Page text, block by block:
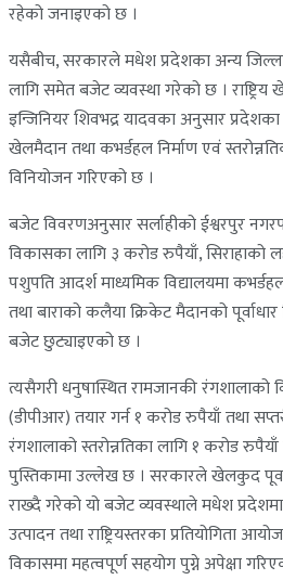
रहेको जनाइएको छ ।
यसैबीच, सरकारले मधेश प्रदेशका अन्य
लागि समेत बजेट व्यवस्था गरेको छ ।
इन्जिनियर शिवभद्र यादवका अनुसार
खेलमैदान तथा कभर्डहल निर्माण एवं
विनियोजन गरिएको छ ।
बजेट विवरणअनुसार सर्लाहीको ईश्वरपुर
विकासका लागि ३ करोड रुपैयाँ, सिराहाको
पशुपति आदर्श माध्यमिक विद्यालयमा
तथा बाराको कलैया क्रिकेट मैदानको
बजेट छुट्याइएको छ ।
त्यसैगरी धनुषास्थित रामजानकी रंगशालाको
(डीपीआर) तयार गर्न १ करोड रुपैयाँ तथा
रंगशालाको स्तरोन्नतिका लागि १ करोड
पुस्तिकामा उल्लेख छ । सरकारले खेलकुद
राख्दै गरेको यो बजेट व्यवस्थाले मधेश
उत्पादन तथा राष्ट्रियस्तरका प्रतियोगिता
विकासमा महत्वपूर्ण सहयोग पुग्ने अपेक्षा